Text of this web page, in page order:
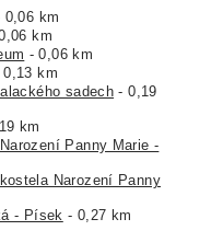
0,06 km
km
- 0,06 km
0,13 km
sadech - 0,19
km
Panny Marie -
Narození Panny
- Písek - 0,27 km